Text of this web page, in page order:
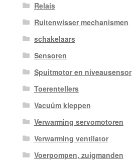
Relais
Ruitenwisser mechanismen
schakelaars
Sensoren
Spuitmotor en niveausensor
Toerentellers
Vacuüm kleppen
Verwarming servomotoren
Verwarming ventilator
Voerpompen, zuigmanden